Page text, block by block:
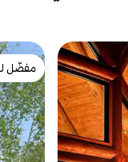
مفضّل
مفضّل